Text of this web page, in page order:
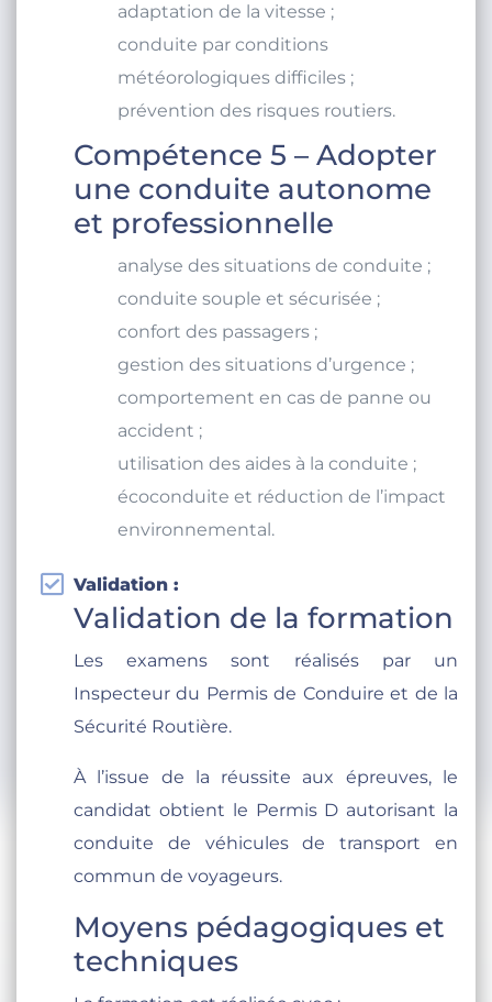
adaptation de la vitesse ;
conduite par conditions
météorologiques difficiles ;
prévention des risques routiers.
Compétence 5 – Adopter
une conduite autonome
et professionnelle
analyse des situations de conduite ;
conduite souple et sécurisée ;
confort des passagers ;
gestion des situations d’urgence ;
comportement en cas de panne ou
accident ;
utilisation des aides à la conduite ;
écoconduite et réduction de l’impact
environnemental.
Validation :
Validation de la formation
Les examens sont réalisés par un
Inspecteur du Permis de Conduire et de la
Sécurité Routière.
À l’issue de la réussite aux épreuves, le
candidat obtient le Permis D autorisant la
conduite de véhicules de transport en
commun de voyageurs.
Moyens pédagogiques et
techniques